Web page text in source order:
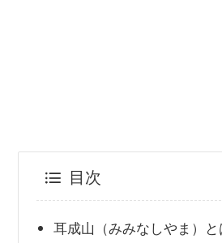
目次
耳成山（みみなしやま）と